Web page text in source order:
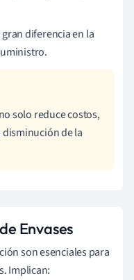
diferencia en la
solo reduce costos,
de la
Envases
son esenciales para
Implican: